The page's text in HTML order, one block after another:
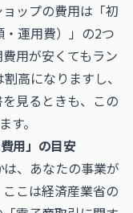
ップの費用は「初
運用費）」の2つ
用が安くてもラン
高になりますし、
見るときも、この
。
用」の目安
、あなたの事業が
こは経済産業省の